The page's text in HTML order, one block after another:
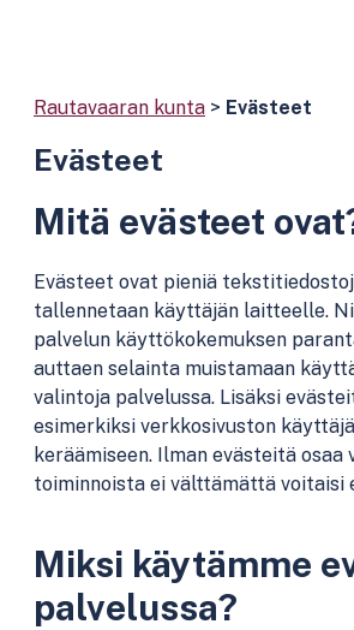
Rautavaaran kunta > Evästeet
Evästeet
Mitä evästeet
Evästeet ovat pieniä
tallennetaan käyttäjän laitteelle.
palvelun käyttökokemuksen
auttaen selainta muistamaan
valintoja palvelussa. Lisäksi
esimerkiksi verkkosivuston
keräämiseen. Ilman evästeitä osaa
toiminnoista ei välttämättä voitaisi
Miksi käytämme
palvelussa?